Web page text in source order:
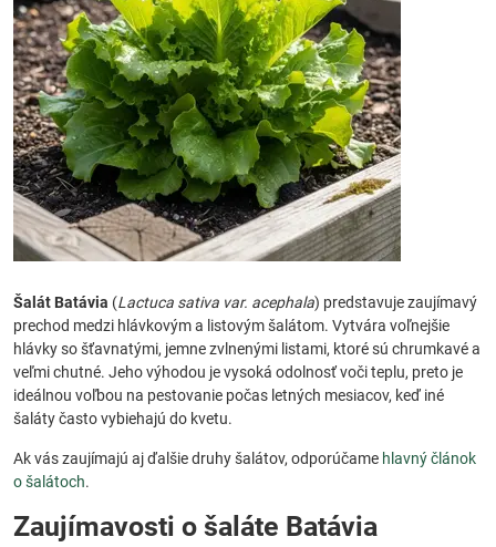
Šalát Batávia (Lactuca sativa var. acephala) predstavuje zaujímavý
prechod medzi hlávkovým a listovým šalátom. Vytvára voľnejšie
hlávky so šťavnatými, jemne zvlnenými listami, ktoré sú chrumkavé a
veľmi chutné. Jeho výhodou je vysoká odolnosť voči teplu, preto je
ideálnou voľbou na pestovanie počas letných mesiacov, keď iné
šaláty často vybiehajú do kvetu.
Ak vás zaujímajú aj ďalšie druhy šalátov, odporúčame hlavný článok
o šalátoch.
Zaujímavosti o šaláte Batávia